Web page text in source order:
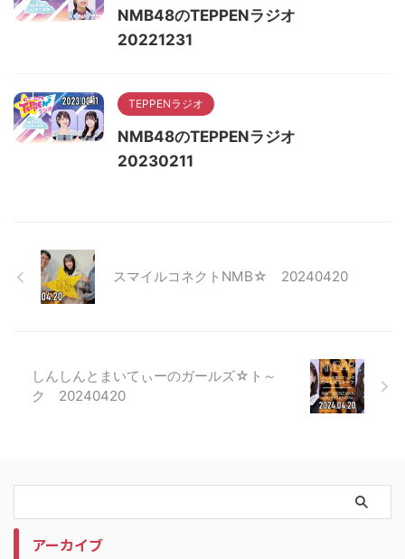
NMB48のTEPPENラジオ
20221231
TEPPENラジオ
NMB48のTEPPENラジオ
20230211
スマイルコネクトNMB☆ 20240420
しんしんとまいてぃーのガールズ☆ト～
ク 20240420
アーカイブ